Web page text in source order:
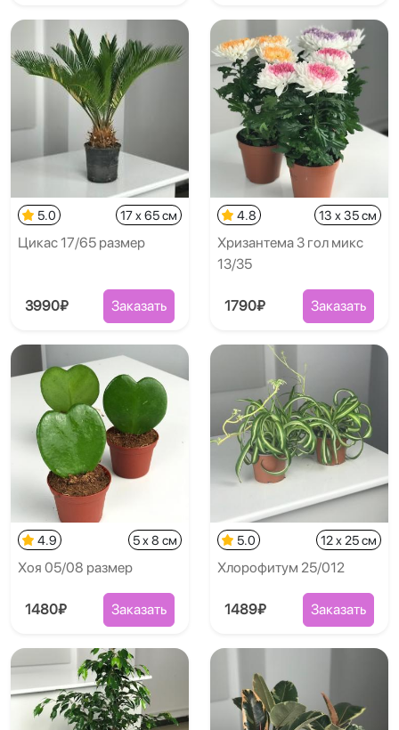
5.0 17 x 65 см
Цикас 17/65 размер
3990₽ Заказать
4.8 13 x 35 см
Хризантема 3 гол микс
13/35
1790₽ Заказать
4.9 5 x 8 см
Хоя 05/08 размер
1480₽ Заказать
5.0 12 x 25 см
Хлорофитум 25/012
1489₽ Заказать